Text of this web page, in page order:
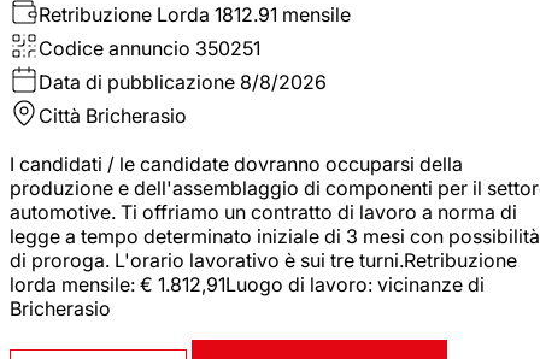
Retribuzione Lorda 1812.91 mensile
Codice annuncio 350251
Data di pubblicazione 8/8/2026
Città Bricherasio
I candidati / le candidate dovranno occuparsi della
produzione e dell'assemblaggio di componenti per il
automotive. Ti offriamo un contratto di lavoro a norma di
legge a tempo determinato iniziale di 3 mesi con possibilità
di proroga. L'orario lavorativo è sui tre turni.Retribuzione
lorda mensile: € 1.812,91Luogo di lavoro: vicinanze di
Bricherasio